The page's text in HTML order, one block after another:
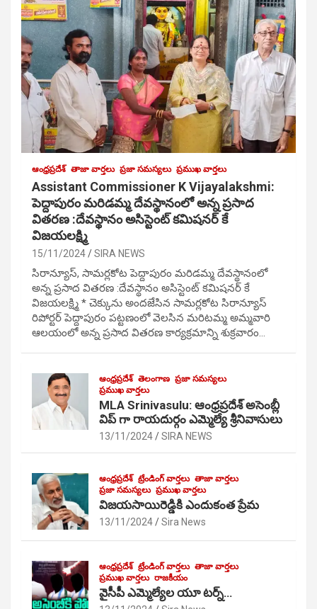
ఆంధ్రప్రదేశ్ తాజా వార్తలు ప్రజా సమస్యలు ప్రముఖ వార్తలు
Assistant Commissioner K Vijayalakshmi:
పెద్దాపురం మరిడమ్మ దేవస్థానంలో అన్న ప్రసాద
వితరణ :దేవస్థానం అసిస్టెంట్ కమిషనర్ కే
విజయలక్ష్మి
15/11/2024 SIRA NEWS
సిరాన్యూస్, సామర్లకోట పెద్దాపురం మరిడమ్మ దేవస్థానంలో
అన్న ప్రసాద వితరణ :దేవస్థానం అసిస్టెంట్ కమిషనర్ కే
విజయలక్ష్మి * చెక్కును అందజేసిన సామర్లకోట సిరాన్యూస్
రిపోర్టర్ పెద్దాపురం పట్టణంలో వెలసిన మరిటమ్మ అమ్మవారి
ఆలయంలో అన్న ప్రసాద వితరణ కార్యక్రమాన్ని శుక్రవారం…
ఆంధ్రప్రదేశ్ తెలంగాణ ప్రజా సమస్యలు
ప్రముఖ వార్తలు
MLA Srinivasulu: ఆంధ్రప్రదేశ్ అసెంబ్లీ
విప్ గా రాయదుర్గం ఎమ్మెల్యే శ్రీనివాసులు
13/11/2024 SIRA NEWS
ఆంధ్రప్రదేశ్ ట్రేండింగ్ వార్తలు తాజా వార్తలు
ప్రజా సమస్యలు ప్రముఖ వార్తలు
విజయసాయిరెడ్డికి ఎందుకంత ప్రేమ
13/11/2024 Sira News
ఆంధ్రప్రదేశ్ ట్రేండింగ్ వార్తలు తాజా వార్తలు
ప్రముఖ వార్తలు రాజకీయం
వైసీపీ ఎమ్మెల్యేల యూ టర్న్…